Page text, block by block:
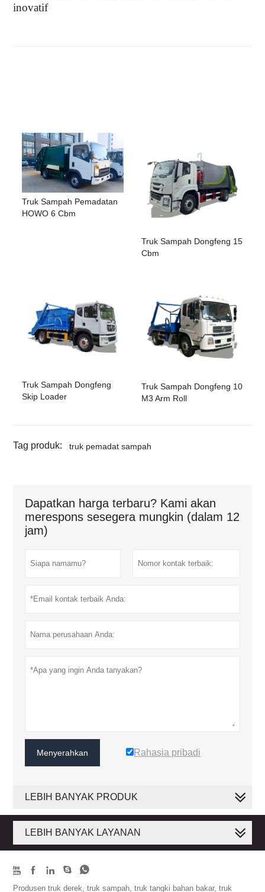
inovatif
Truk Sampah Pemadatan
HOWO 6 Cbm
Truk Sampah Dongfeng 15
Cbm
Truk Sampah Dongfeng
Skip Loader
Truk Sampah Dongfeng 10
M3 Arm Roll
Tag produk: truk pemadat sampah
Dapatkan harga terbaru? Kami akan
merespons sesegera mungkin (dalam 12
jam)
Menyerahkan Rahasia pribadi
LEBIH BANYAK PRODUK
LEBIH BANYAK LAYANAN
    
Produsen truk derek, truk sampah, truk tangki bahan bakar, truk